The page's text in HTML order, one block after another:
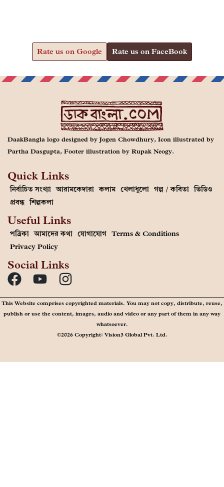
Rate us on Google Rate us on FaceBook
DaakBangla logo designed by Jogen Chowdhury, Icon illustrated by
Partha Dasgupta, Footer illustration by Rupak Neogy.
Quick Links
নির্বাচিত সংখ্যা আরামকেদারা কলাম খেলাধুলো গল্প / কবিতা ভিডিও
প্রবন্ধ শিল্পকলা
Useful Links
পত্রিকা আমাদের কথা যোগাযোগ Terms & Conditions
Privacy Policy
Social Links
This Website comprises copyrighted materials. You may not copy, distribute, reuse,
publish or use the content, images, audio and video or any part of them in any way
whatsoever.
©2026 Copyright: Vision3 Global Pvt. Ltd.